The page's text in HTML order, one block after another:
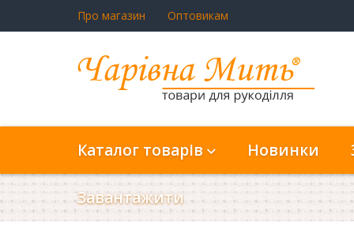
Про магазин Оптовикам
Каталог товарів Новинки
Завантажити